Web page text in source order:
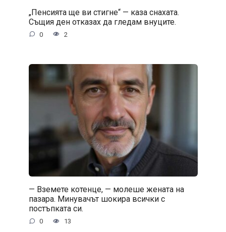
„Пенсията ще ви стигне“ — каза снахата.
Същия ден отказах да гледам внуците.
0 2
— Вземете котенце, — молеше жената на
пазара. Минувачът шокира всички с
постъпката си.
0 13